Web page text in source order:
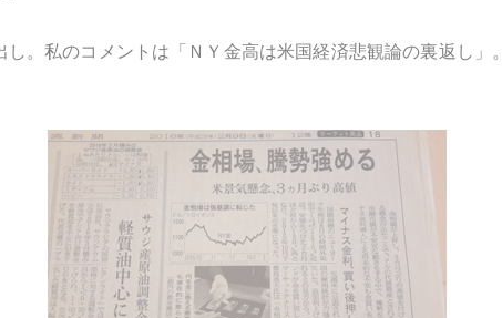
。私のコメントは「ＮＹ金高は米国経済悲観論の裏返し」。